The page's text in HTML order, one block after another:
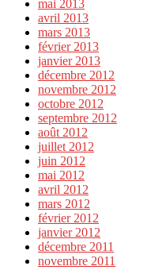
mai 2013
avril 2013
mars 2013
février 2013
janvier 2013
décembre 2012
novembre 2012
octobre 2012
septembre 2012
août 2012
juillet 2012
juin 2012
mai 2012
avril 2012
mars 2012
février 2012
janvier 2012
décembre 2011
novembre 2011